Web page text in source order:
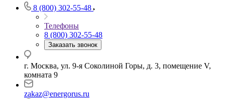
8 (800) 302-55-48
Телефоны
8 (800) 302-55-48
Заказать звонок
г. Москва, ул. 9-я Соколиной Горы, д. 3, помещение V,
комната 9
zakaz@energorus.ru